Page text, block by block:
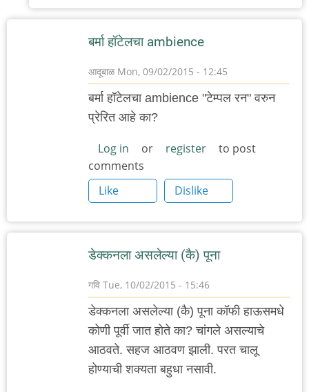
by
बर्मा हॉटेलचा ambience
आदूबाळMon, 09/02/2015 - 12:45
बर्मा हॉटेलचा ambience "टेम्पल रन" वरुन
प्रेरित आहे का?
Log in or register
to post
comments
Like
Dislike
डेक्कनला असलेल्या (कै) पूना
गवि Tue, 10/02/2015 - 15:46
डेक्कनला असलेल्या (कै) पूना कॉफी हाऊसमधे
कोणी पूर्वी जात होते का? चांगले असल्याचे
आठवते. सहज आठवण झाली. परत चालू
होण्याची शक्यता बहुधा नसावी.